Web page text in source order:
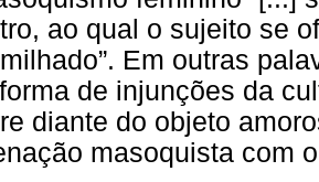
ao qual o sujeito se
Em outras
de injunções da
diante do objeto
masoquista com